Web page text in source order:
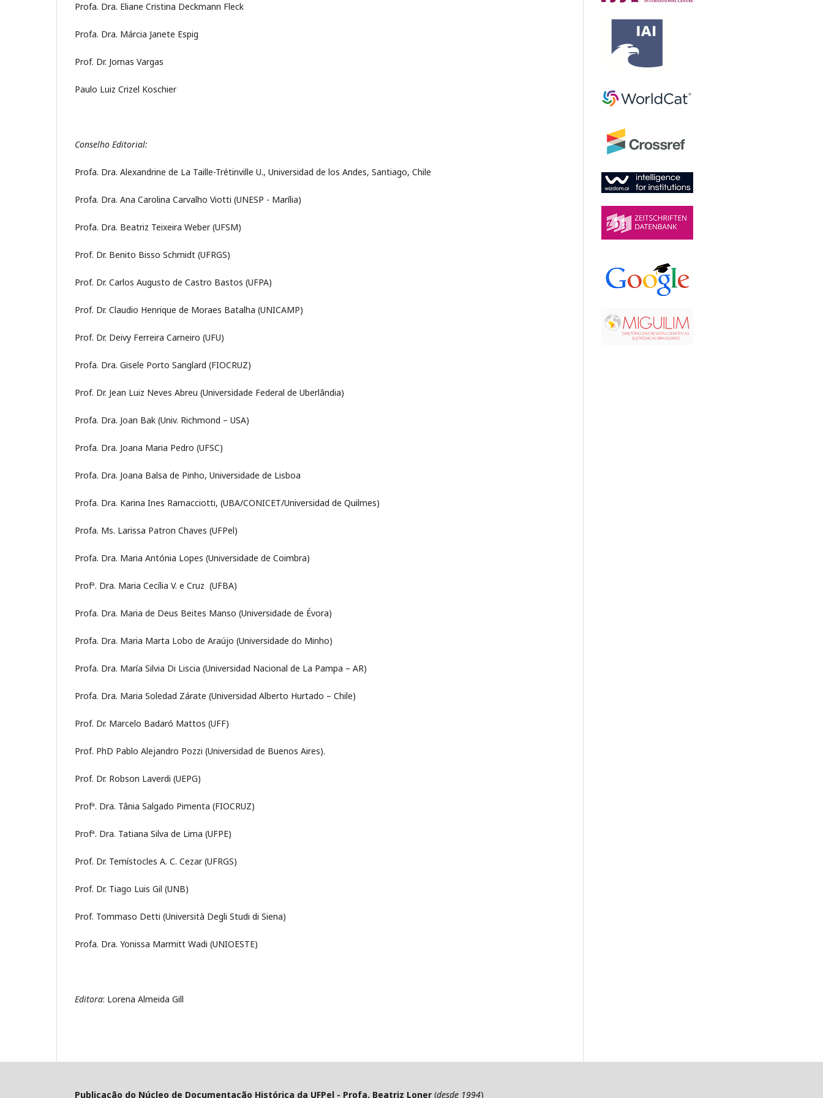
Profa. Dra. Eliane Cristina Deckmann Fleck
Profa. Dra. Márcia Janete Espig
Prof. Dr. Jornas Vargas
Paulo Luiz Crizel Koschier
Conselho Editorial:
Profa. Dra. Alexandrine de La Taille-Trétinville U., Universidad de los Andes, Santiago, Chile
Profa. Dra. Ana Carolina Carvalho Viotti (UNESP - Marília)
Profa. Dra. Beatriz Teixeira Weber (UFSM)
Prof. Dr. Benito Bisso Schmidt (UFRGS)
Prof. Dr. Carlos Augusto de Castro Bastos (UFPA)
Prof. Dr. Claudio Henrique de Moraes Batalha (UNICAMP)
Prof. Dr. Deivy Ferreira Carneiro (UFU)
Profa. Dra. Gisele Porto Sanglard (FIOCRUZ)
Prof. Dr. Jean Luiz Neves Abreu (Universidade Federal de Uberlândia)
Profa. Dra. Joan Bak (Univ. Richmond – USA)
Profa. Dra. Joana Maria Pedro (UFSC)
Profa. Dra. Joana Balsa de Pinho, Universidade de Lisboa
Profa. Dra. Karina Ines Ramacciotti, (UBA/CONICET/Universidad de Quilmes)
Profa. Ms. Larissa Patron Chaves (UFPel)
Profa. Dra. Maria Antónia Lopes (Universidade de Coimbra)
Profª. Dra. Maria Cecília V. e Cruz (UFBA)
Profa. Dra. Maria de Deus Beites Manso (Universidade de Évora)
Profa. Dra. Maria Marta Lobo de Araújo (Universidade do Minho)
Profa. Dra. María Silvia Di Liscia (Universidad Nacional de La Pampa – AR)
Profa. Dra. Maria Soledad Zárate (Universidad Alberto Hurtado – Chile)
Prof. Dr. Marcelo Badaró Mattos (UFF)
Prof. PhD Pablo Alejandro Pozzi (Universidad de Buenos Aires).
Prof. Dr. Robson Laverdi (UEPG)
Profª. Dra. Tânia Salgado Pimenta (FIOCRUZ)
Profª. Dra. Tatiana Silva de Lima (UFPE)
Prof. Dr. Temístocles A. C. Cezar (UFRGS)
Prof. Dr. Tiago Luis Gil (UNB)
Prof. Tommaso Detti (Università Degli Studi di Siena)
Profa. Dra. Yonissa Marmitt Wadi (UNIOESTE)
Editora: Lorena Almeida Gill
Publicação do Núcleo de Documentação Histórica da UFPel - Profa. Beatriz Loner (desde 1994)